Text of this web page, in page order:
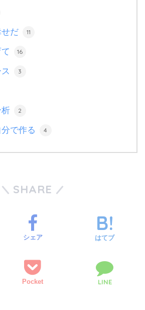
だ 11
16
3
2
で作る 4
SHARE
シェア はてブ
Pocket LINE